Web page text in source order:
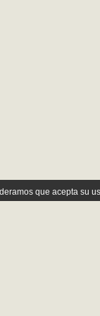
que acepta su